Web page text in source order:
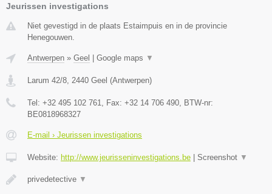
Jeurissen investigations
Niet gevestigd in de plaats Estaimpuis en in de provincie
Henegouwen.
Antwerpen » Geel | Google maps ▼
Larum 42/8 2440 Geel (Antwerpen)
Tel: +32 495 102 761 , Fax: +32 14 706 490 , BTW-nr:
BE0818968327
E-mail › Jeurissen investigations
Website: http://www.jeurisseninvestigations.be | Screenshot ▼
privedetective ▼